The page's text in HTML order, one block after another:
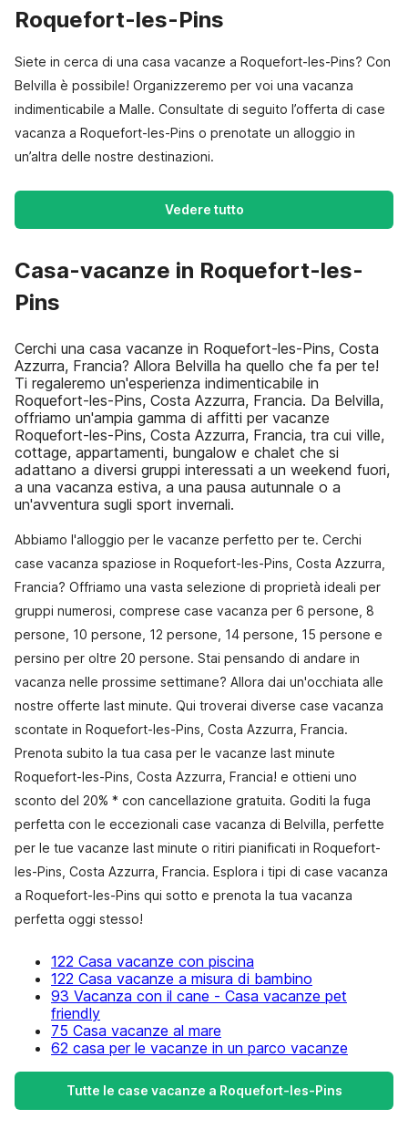
Roquefort-les-Pins
Siete in cerca di una casa vacanze a Roquefort-les-Pins? Con
Belvilla è possibile! Organizzeremo per voi una vacanza
indimenticabile a Malle. Consultate di seguito l’offerta di case
vacanza a Roquefort-les-Pins o prenotate un alloggio in
un’altra delle nostre destinazioni.
Vedere tutto
Casa-vacanze in Roquefort-les-
Pins
Cerchi una casa vacanze in Roquefort-les-Pins, Costa
Azzurra, Francia? Allora Belvilla ha quello che fa per te!
Ti regaleremo un'esperienza indimenticabile in
Roquefort-les-Pins, Costa Azzurra, Francia. Da Belvilla,
offriamo un'ampia gamma di affitti per vacanze
Roquefort-les-Pins, Costa Azzurra, Francia, tra cui ville,
cottage, appartamenti, bungalow e chalet che si
adattano a diversi gruppi interessati a un weekend fuori,
a una vacanza estiva, a una pausa autunnale o a
un'avventura sugli sport invernali.
Abbiamo l'alloggio per le vacanze perfetto per te. Cerchi
case vacanza spaziose in Roquefort-les-Pins, Costa Azzurra,
Francia? Offriamo una vasta selezione di proprietà ideali per
gruppi numerosi, comprese case vacanza per 6 persone, 8
persone, 10 persone, 12 persone, 14 persone, 15 persone e
persino per oltre 20 persone. Stai pensando di andare in
vacanza nelle prossime settimane? Allora dai un'occhiata alle
nostre offerte last minute. Qui troverai diverse case vacanza
scontate in Roquefort-les-Pins, Costa Azzurra, Francia.
Prenota subito la tua casa per le vacanze last minute
Roquefort-les-Pins, Costa Azzurra, Francia! e ottieni uno
sconto del 20% * con cancellazione gratuita. Goditi la fuga
perfetta con le eccezionali case vacanza di Belvilla, perfette
per le tue vacanze last minute o ritiri pianificati in Roquefort-
les-Pins, Costa Azzurra, Francia. Esplora i tipi di case vacanza
a Roquefort-les-Pins qui sotto e prenota la tua vacanza
perfetta oggi stesso!
122 Casa vacanze con piscina
122 Casa vacanze a misura di bambino
93 Vacanza con il cane - Casa vacanze pet
friendly
75 Casa vacanze al mare
62 casa per le vacanze in un parco vacanze
Tutte le case vacanze a Roquefort-les-Pins